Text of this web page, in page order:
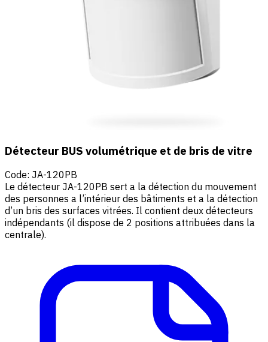
Détecteur BUS volumétrique et de bris de vitre
Code: JA-120PB
Le détecteur JA-120PB sert a la détection du mouvement
des personnes a l’intérieur des bâtiments et a la détection
d’un bris des surfaces vitrées. Il contient deux détecteurs
indépendants (il dispose de 2 positions attribuées dans la
centrale).